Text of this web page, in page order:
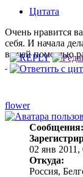
Цитата
Очень нравится
себя. И начала
вашей помощью
flower
Сообщения:
02 янв 2011,
Откуда:
Россия,